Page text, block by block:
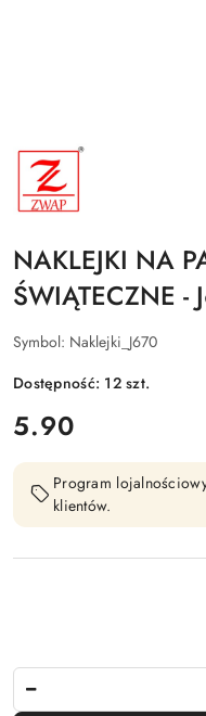
NAZWA
PRODUCENTA:
ZWAP
NAKLEJKI NA
ŚWIĄTECZNE -
Symbol: Naklejki_J670
Dostępność: 12szt.
cena:
5.90
Program
klientów.